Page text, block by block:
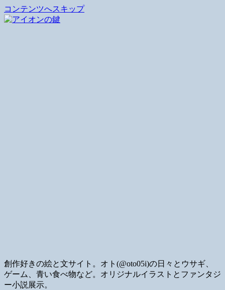
コンテンツへスキップ
創作好きの絵と文サイト。オト(@oto05i)の日々とウサギ、
ゲーム、青い食べ物など。オリジナルイラストとファンタジ
ー小説展示。